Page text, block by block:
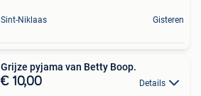
Sint-Niklaas Gisteren
Grijze pyjama van Betty Boop.
€ 10,00 Details